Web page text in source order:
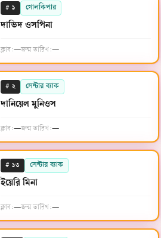
# ১ গোলকিপার
দাভিদ ওসপিনা
ক্লাব:—জন্ম তারিখ:—
# ২ সেন্টার ব্যাক
দানিয়েল মুনিওস
ক্লাব:—জন্ম তারিখ:—
# ১৩ সেন্টার ব্যাক
ইয়েরি মিনা
ক্লাব:—জন্ম তারিখ:—